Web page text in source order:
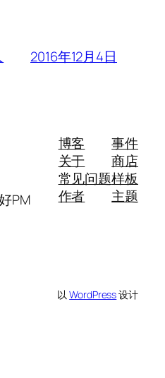
2016年12月4日
PM
博客
关于
常见问题
作者
事件
商店
样板
主题
以WordPress设计